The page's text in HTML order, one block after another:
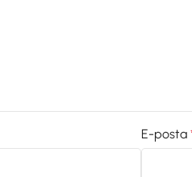
E-posta